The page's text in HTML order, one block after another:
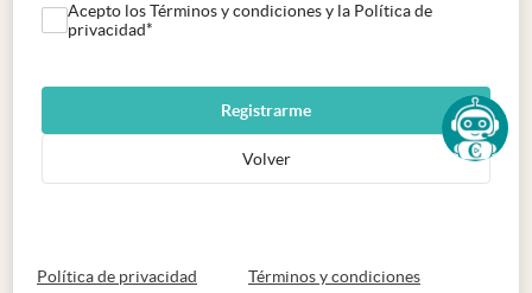
Acepto los Términos y condiciones y la Política de
privacidad*
Registrarme
Volver
Política de privacidad abre en nueva pestaña
Términos y condicionesabre en nueva